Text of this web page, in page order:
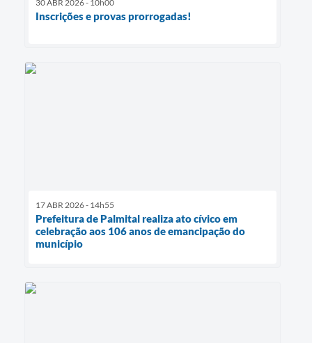
30 ABR 2026 - 10h00
Inscrições e provas prorrogadas!
17 ABR 2026 - 14h55
Prefeitura de Palmital realiza ato cívico em
celebração aos 106 anos de emancipação do
município